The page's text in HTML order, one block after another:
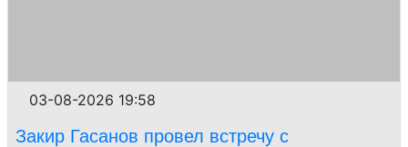
03-08-2026 19:58
Закир Гасанов провел встречу с